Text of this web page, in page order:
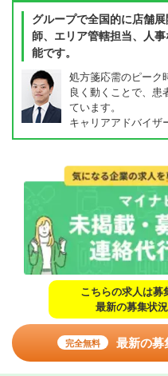
グループで全国的に店舗
師、エリア管轄担当、人
能です。
処方箋応需のピーク
良く動くことで、患
ています。
キャリアアドバイ
こちらの求人は募
最新の募集状
完全無料 最新の募